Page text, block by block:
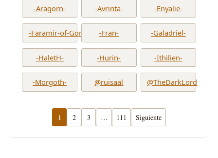
-Aragorn- -Avrinta- -Enyalie-
-Faramir-of-Gondor- -Fran- -Galadriel-
-HaletH- -Hurin- -Ithilien-
-Morgoth- @ruisaal @TheDarkLord
1 2 3 … 111 Siguiente